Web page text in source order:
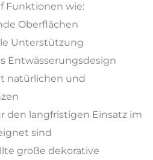
Funktionen wie:
Oberflächen
Unterstützung
Entwässerungsdesign
natürlichen und
den langfristigen Einsatz im
sind
große dekorative